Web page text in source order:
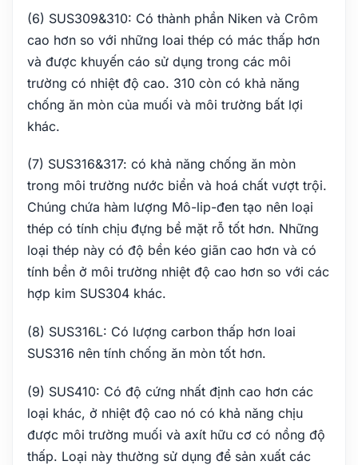
(6) SUS309&310: Có thành phần Niken và Crôm
cao hơn so với những loai thép có mác thấp hơn
và được khuyến cáo sử dụng trong các môi
trường có nhiệt độ cao. 310 còn có khả năng
chống ăn mòn của muối và môi trường bất lợi
khác.
(7) SUS316&317: có khả năng chống ăn mòn
trong môi trường nước biển và hoá chất vượt trội.
Chúng chứa hàm lượng Mô-lip-đen tạo nên loại
thép có tính chịu đựng bề mặt rỗ tốt hơn. Những
loại thép này có độ bền kéo giãn cao hơn và có
tính bền ở môi trường nhiệt độ cao hơn so với các
hợp kim SUS304 khác.
(8) SUS316L: Có lượng carbon thấp hơn loai
SUS316 nên tính chống ăn mòn tốt hơn.
(9) SUS410: Có độ cứng nhất định cao hơn các
loại khác, ở nhiệt độ cao nó có khả năng chịu
được môi trường muối và axít hữu cơ có nồng độ
thấp. Loại này thường sử dụng để sản xuất các